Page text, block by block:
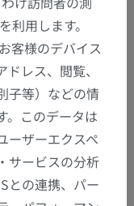
用します。
客様のデバイス
レス、閲覧、
子等）などの情
。このデータは
ーザーエクスペ
サービスの分析
との連携、パー